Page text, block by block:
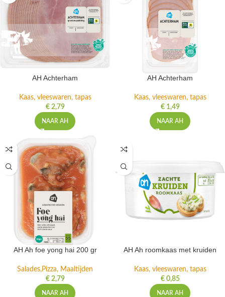
AH Achterham
Kaas, vleeswaren, tapas
€2,79
NAAR AH
AH Achterham
Kaas, vleeswaren, tapas
€1,49
NAAR AH
AH Ah foe yong hai 200 gr
Salades,Pizza, Maaltijden
€2,79
NAAR AH
AH Ah roomkaas met kruiden
Kaas, vleeswaren, tapas
€0,85
NAAR AH